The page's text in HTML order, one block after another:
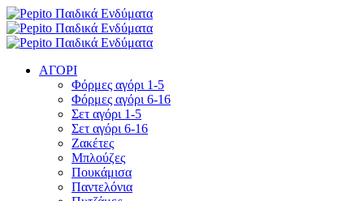
ΑΓΟΡΙ
Φόρμες αγόρι 1-5
Φόρμες αγόρι 6-16
Σετ αγόρι 1-5
Σετ αγόρι 6-16
Ζακέτες
Μπλούζες
Πουκάμισα
Παντελόνια